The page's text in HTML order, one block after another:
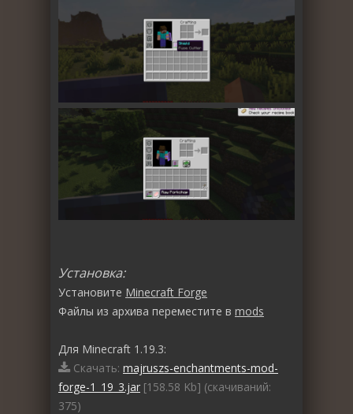
Установка:
Установите Minecraft Forge
Файлы из архива переместите в mods
Для Minecraft 1.19.3:
Скачать: majruszs-enchantments-mod-
forge-1_19_3.jar [158.58 Kb] (cкачиваний:
375)